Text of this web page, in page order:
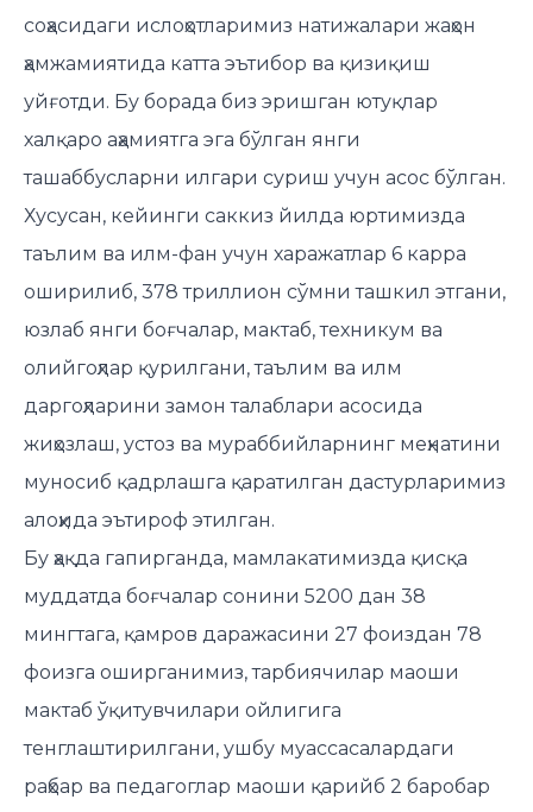
соҳасидаги ислоҳотларимиз натижалари жаҳон
ҳамжамиятида катта эътибор ва қизиқиш
уйғотди. Бу борада биз эришган ютуқлар
халқаро аҳамиятга эга бўлган янги
ташаббусларни илгари суриш учун асос бўлган.
Хусусан, кейинги саккиз йилда юртимизда
таълим ва илм-фан учун харажатлар 6 карра
оширилиб, 378 триллион сўмни ташкил этгани,
юзлаб янги боғчалар, мактаб, техникум ва
олийгоҳлар қурилгани, таълим ва илм
даргоҳларини замон талаблари асосида
жиҳозлаш, устоз ва мураббийларнинг меҳнатини
муносиб қадрлашга қаратилган дастурларимиз
алоҳида эътироф этилган.
Бу ҳақда гапирганда, мамлакатимизда қисқа
муддатда боғчалар сонини 5200 дан 38
мингтага, қамров даражасини 27 фоиздан 78
фоизга оширганимиз, тарбиячилар маоши
мактаб ўқитувчилари ойлигига
тенглаштирилгани, ушбу муассасалардаги
раҳбар ва педагоглар маоши қарийб 2 баробар